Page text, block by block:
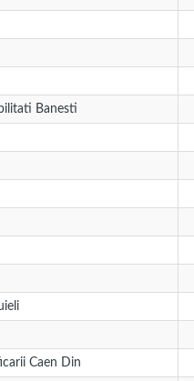
Banesti
Caen Din